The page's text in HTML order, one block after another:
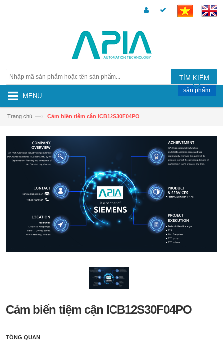
TÌM KIẾM
MENU
sản phẩm
Trang chủ —› Cảm biến tiệm cận ICB12S30F04PO
Cảm biến tiệm cận ICB12S30F04PO
TỔNG QUAN